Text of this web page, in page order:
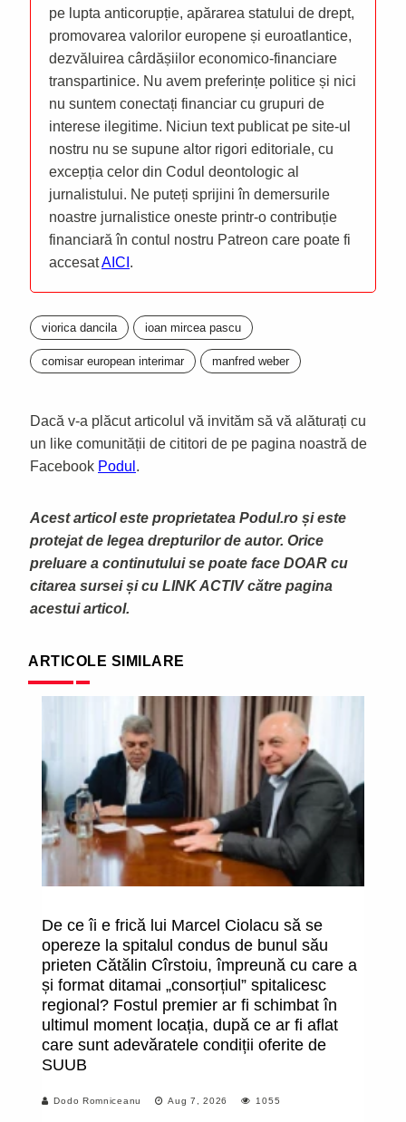
pe lupta anticorupție, apărarea statului de drept,
promovarea valorilor europene și euroatlantice,
dezvăluirea cârdășiilor economico-financiare
transpartinice. Nu avem preferințe politice și nici
nu suntem conectați financiar cu grupuri de
interese ilegitime. Niciun text publicat pe site-ul
nostru nu se supune altor rigori editoriale, cu
excepția celor din Codul deontologic al
jurnalistului. Ne puteți sprijini în demersurile
noastre jurnalistice oneste printr-o contribuție
financiară în contul nostru Patreon care poate fi
accesatAICI .
viorica dancila ioan mircea pascu
comisar european interimar manfred weber
Dacă v-a plăcut articolul vă invităm să vă alăturați cu
un like comunității de cititori de pe pagina noastră de
Facebook Podul .
Acest articol este proprietatea Podul.ro și este
protejat de legea drepturilor de autor. Orice
preluare a continutului se poate face DOAR cu
citarea sursei și cu LINK ACTIV către pagina
acestui articol.
ARTICOLE SIMILARE
De ce îi e frică lui Marcel Ciolacu să se
opereze la spitalul condus de bunul său
prieten Cătălin Cîrstoiu, împreună cu care a
și format ditamai „consorțiul” spitalicesc
regional? Fostul premier ar fi schimbat în
ultimul moment locația, după ce ar fi aflat
care sunt adevăratele condiții oferite de
SUUB
Dodo Romniceanu Aug 7, 2026 1055